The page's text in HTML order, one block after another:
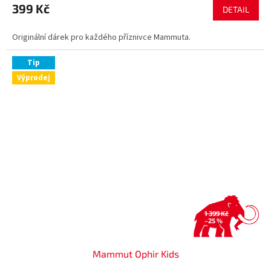
399 Kč DETAIL
Originální dárek pro každého příznivce Mammuta.
Tip
Výprodej
1 399 Kč
–25 %
Mammut Ophir Kids